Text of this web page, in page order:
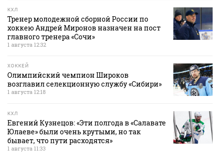
КХЛ
Тренер молодежной сборной России по
хоккею Андрей Миронов назначен на пост
главного тренера «Сочи»
1 августа 12:32
ХОККЕЙ
Олимпийский чемпион Широков
возглавил селекционную службу «Сибири»
1 августа 12:18
КХЛ
Евгений Кузнецов: «Эти полгода в «Салавате
Юлаеве» были очень крутыми, но так
бывает, что пути расходятся»
1 августа 11:33